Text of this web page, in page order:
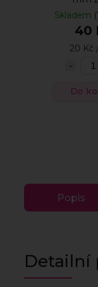
Skladem
40
20 Kč
Do
Popis
Detailní